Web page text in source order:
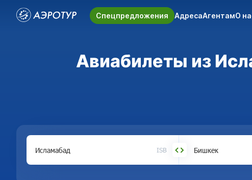
Спецпредложения АдресаАгентамО
Авиабилеты из
ISB